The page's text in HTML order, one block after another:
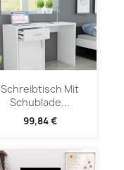
Schreibtisch Mit
Schublade...
99,84 €